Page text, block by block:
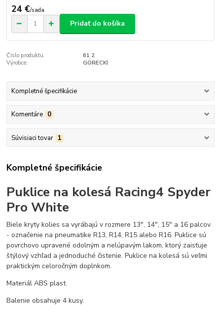
24 €/sada
Pridať do košíka
Číslo produktu:
61 2
Výrobce:
GÓRECKI
Kompletné špecifikácie
Komentáre 0
Súvisiaci tovar 1
Kompletné špecifikácie
Puklice na kolesá Racing4 Spyder
Pro White
Biele kryty kolies sa vyrábajú v rozmere 13", 14", 15" a 16 palcov
- označenie na pneumatike R13, R14, R15 alebo R16. Puklice sú
povrchovo upravené odolným a nelúpavým lakom, ktorý zaisťuje
štýlový vzhľad a jednoduché čistenie. Puklice na kolesá sú veľmi
praktickým celoročným doplnkom.
Materiál ABS plast.
Balenie obsahuje 4 kusy.